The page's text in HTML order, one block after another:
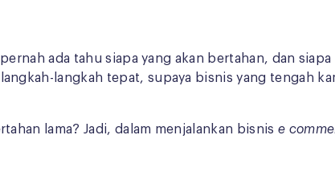
ada tahu siapa yang akan bertahan, dan siapa
langkah tepat, supaya bisnis yang tengah
lama? Jadi, dalam menjalankan bisnis e